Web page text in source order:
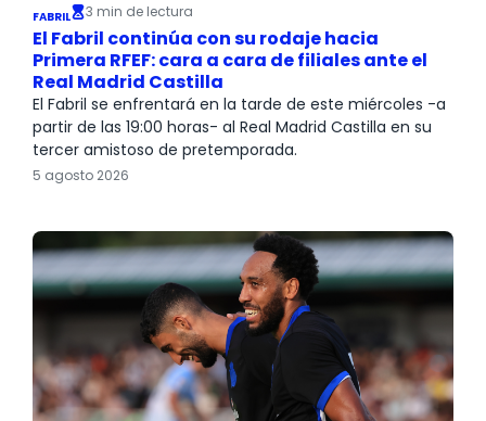
FABRIL 3 min de lectura
El Fabril continúa con su rodaje hacia
Primera RFEF: cara a cara de filiales ante el
Real Madrid Castilla
El Fabril se enfrentará en la tarde de este miércoles -a
partir de las 19:00 horas- al Real Madrid Castilla en su
tercer amistoso de pretemporada.
5 agosto 2026